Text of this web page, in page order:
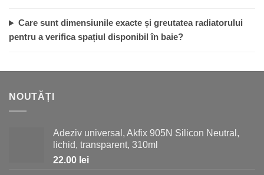
Care sunt dimensiunile exacte și greutatea radiatorului
pentru a verifica spațiul disponibil în baie?
NOUTĂȚI
Adeziv universal, Akfix 905N Silicon Neutral,
lichid, transparent, 310ml
22.00 lei